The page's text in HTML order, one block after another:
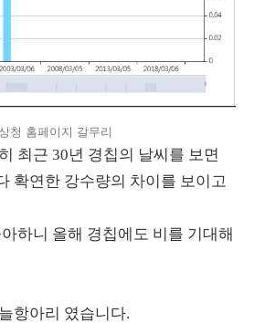
청 홈페이지 갈무리
최근 30년 경칩의 날씨를 보면
확연한 강수량의 차이를 보이고
하니 올해 경칩에도 비를 기대해
항아리 였습니다.